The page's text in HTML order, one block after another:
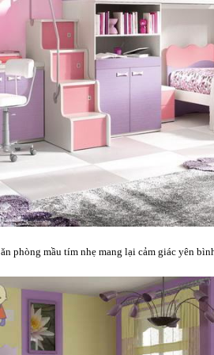
phòng mầu tím nhẹ mang lại cảm giác yên